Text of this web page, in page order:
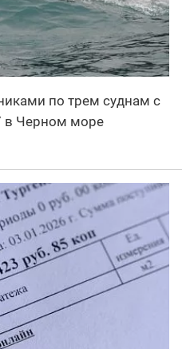
по трем суднам с
в Черном море